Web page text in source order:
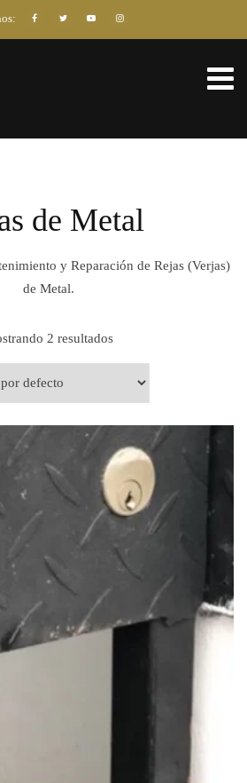
de Metal
y Reparación de Rejas (Verjas)
de Metal.
2 resultados